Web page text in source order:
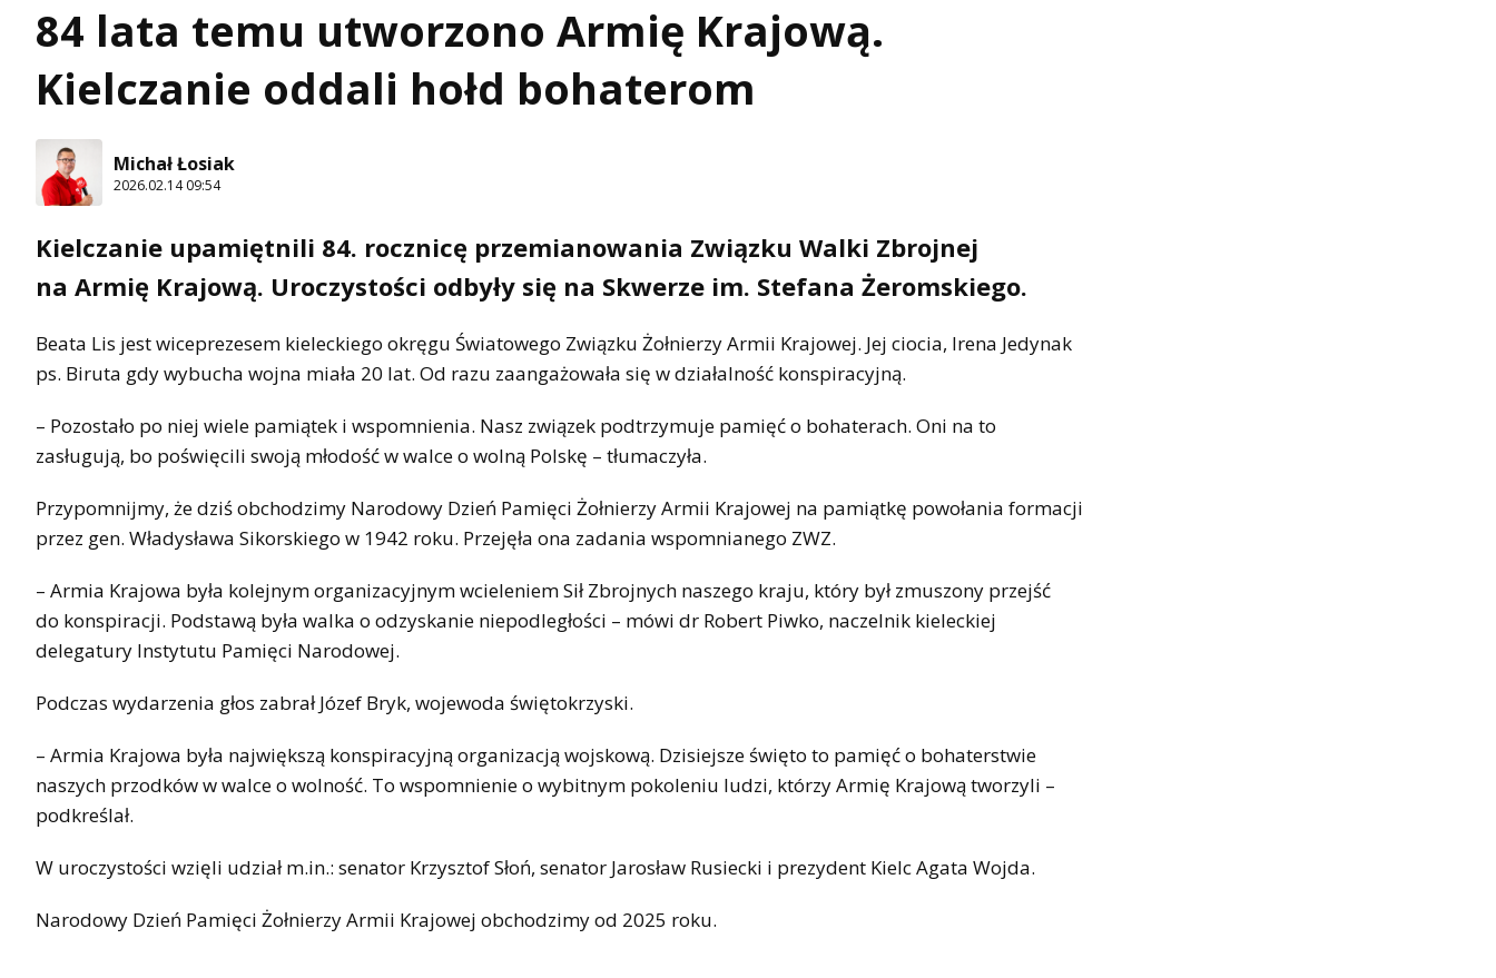
84 lata temu utworzono Armię Krajową.
Kielczanie oddali hołd bohaterom
Michał Łosiak
2026.02.14 09:54
Kielczanie upamiętnili 84. rocznicę przemianowania Związku Walki Zbrojnej
na Armię Krajową. Uroczystości odbyły się na Skwerze im. Stefana Żeromskiego.
Beata Lis jest wiceprezesem kieleckiego okręgu Światowego Związku Żołnierzy Armii Krajowej. Jej ciocia, Irena Jedynak
ps. Biruta gdy wybucha wojna miała 20 lat. Od razu zaangażowała się w działalność konspiracyjną.
– Pozostało po niej wiele pamiątek i wspomnienia. Nasz związek podtrzymuje pamięć o bohaterach. Oni na to
zasługują, bo poświęcili swoją młodość w walce o wolną Polskę – tłumaczyła.
Przypomnijmy, że dziś obchodzimy Narodowy Dzień Pamięci Żołnierzy Armii Krajowej na pamiątkę powołania formacji
przez gen. Władysława Sikorskiego w 1942 roku. Przejęła ona zadania wspomnianego ZWZ.
– Armia Krajowa była kolejnym organizacyjnym wcieleniem Sił Zbrojnych naszego kraju, który był zmuszony przejść
do konspiracji. Podstawą była walka o odzyskanie niepodległości – mówi dr Robert Piwko, naczelnik kieleckiej
delegatury Instytutu Pamięci Narodowej.
Podczas wydarzenia głos zabrał Józef Bryk, wojewoda świętokrzyski.
– Armia Krajowa była największą konspiracyjną organizacją wojskową. Dzisiejsze święto to pamięć o bohaterstwie
naszych przodków w walce o wolność. To wspomnienie o wybitnym pokoleniu ludzi, którzy Armię Krajową tworzyli –
podkreślał.
W uroczystości wzięli udział m.in.: senator Krzysztof Słoń, senator Jarosław Rusiecki i prezydent Kielc Agata Wojda.
Narodowy Dzień Pamięci Żołnierzy Armii Krajowej obchodzimy od 2025 roku.